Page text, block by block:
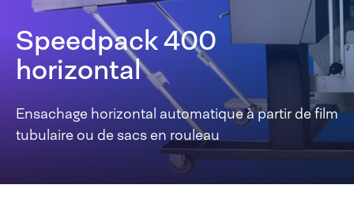
Speedpack 400
horizontal
Ensachage horizontal automatique à partir de film
tubulaire ou de sacs en rouleau